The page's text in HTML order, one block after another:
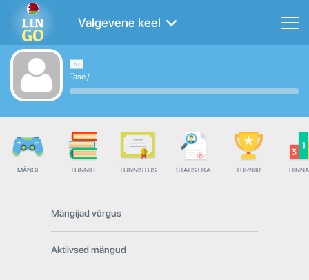
Valgevene keel
Tase/
MÄNGI TUNNID TUNNISTUS STATISTIKA TURNIIR
Mängijad võrgus
Aktiivsed mängud